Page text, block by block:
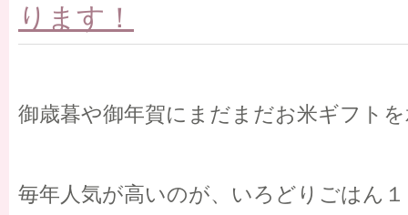
ります！
御歳暮や御年賀にまだまだお米ギフト
毎年人気が高いのが、いろどりごはん